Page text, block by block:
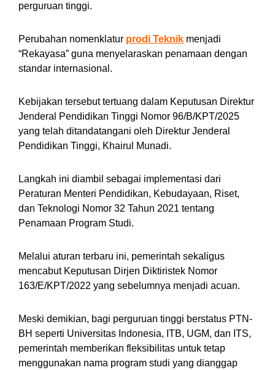
perguruan tinggi.
Perubahan nomenklatur prodi Teknik menjadi
“Rekayasa” guna menyelaraskan penamaan dengan
standar internasional.
Kebijakan tersebut tertuang dalam Keputusan Direktur
Jenderal Pendidikan Tinggi Nomor 96/B/KPT/2025
yang telah ditandatangani oleh Direktur Jenderal
Pendidikan Tinggi, Khairul Munadi.
Langkah ini diambil sebagai implementasi dari
Peraturan Menteri Pendidikan, Kebudayaan, Riset,
dan Teknologi Nomor 32 Tahun 2021 tentang
Penamaan Program Studi.
Melalui aturan terbaru ini, pemerintah sekaligus
mencabut Keputusan Dirjen Diktiristek Nomor
163/E/KPT/2022 yang sebelumnya menjadi acuan.
Meski demikian, bagi perguruan tinggi berstatus PTN-
BH seperti Universitas Indonesia, ITB, UGM, dan ITS,
pemerintah memberikan fleksibilitas untuk tetap
menggunakan nama program studi yang dianggap